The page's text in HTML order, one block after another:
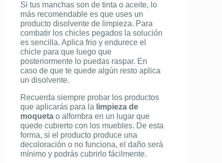
Si tus manchas son de tinta o aceite, lo
más recomendable es que uses un
producto disolvente de limpieza. Para
combatir los chicles pegados la solución
es sencilla. Aplica frio y endurece el
chicle para que luego que
posteriormente lo puedas raspar. En
caso de que te quede algún resto aplica
un disolvente.
Recuerda siempre probar los productos
que aplicarás para la limpieza de
moqueta o alfombra en un lugar que
quede cubierto con los muebles. De esta
forma, si el producto produce una
decoloración o no funciona, el daño será
mínimo y podrás cubrirlo fácilmente.